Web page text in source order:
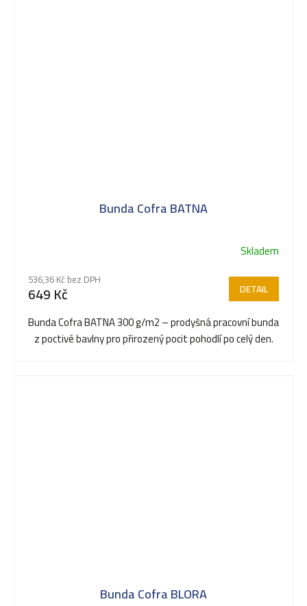
Bunda Cofra BATNA
Skladem
536,36 Kč bez DPH
649 Kč DETAIL
Bunda Cofra BATNA 300 g/m2 – prodyšná pracovní bunda
z poctivé bavlny pro přirozený pocit pohodlí po celý den.
Bunda Cofra BLORA